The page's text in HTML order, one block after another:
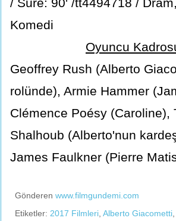
/ Süre: 90' /tt4494718 /
Komedi
Oyuncu
Geoffrey Rush (Alberto
rolünde), Armie Hammer
Clémence Poésy (Caroline),
Shalhoub (Alberto'nun
James Faulkner (Pierre
Gönderen www.filmgundemi.com
Etiketler: 2017 Filmleri Alberto Giacometti